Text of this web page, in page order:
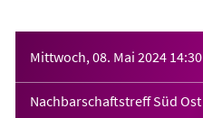
Mittwoch, 08. Mai 2024 14:30
Nachbarschaftstreff Süd Ost